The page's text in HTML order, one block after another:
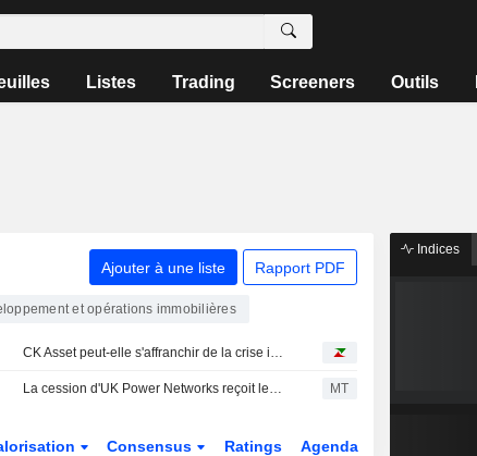
Listes Trading Screeners Outils
Ajouter à une liste Rapport PDF
et opérations immobilières
CK Asset peut-elle s'affranchir de la crise immobilière ?
La cession d'UK Power Networks reçoit le feu vert des actionnaires MT
Consensus Ratings Agenda
Indices